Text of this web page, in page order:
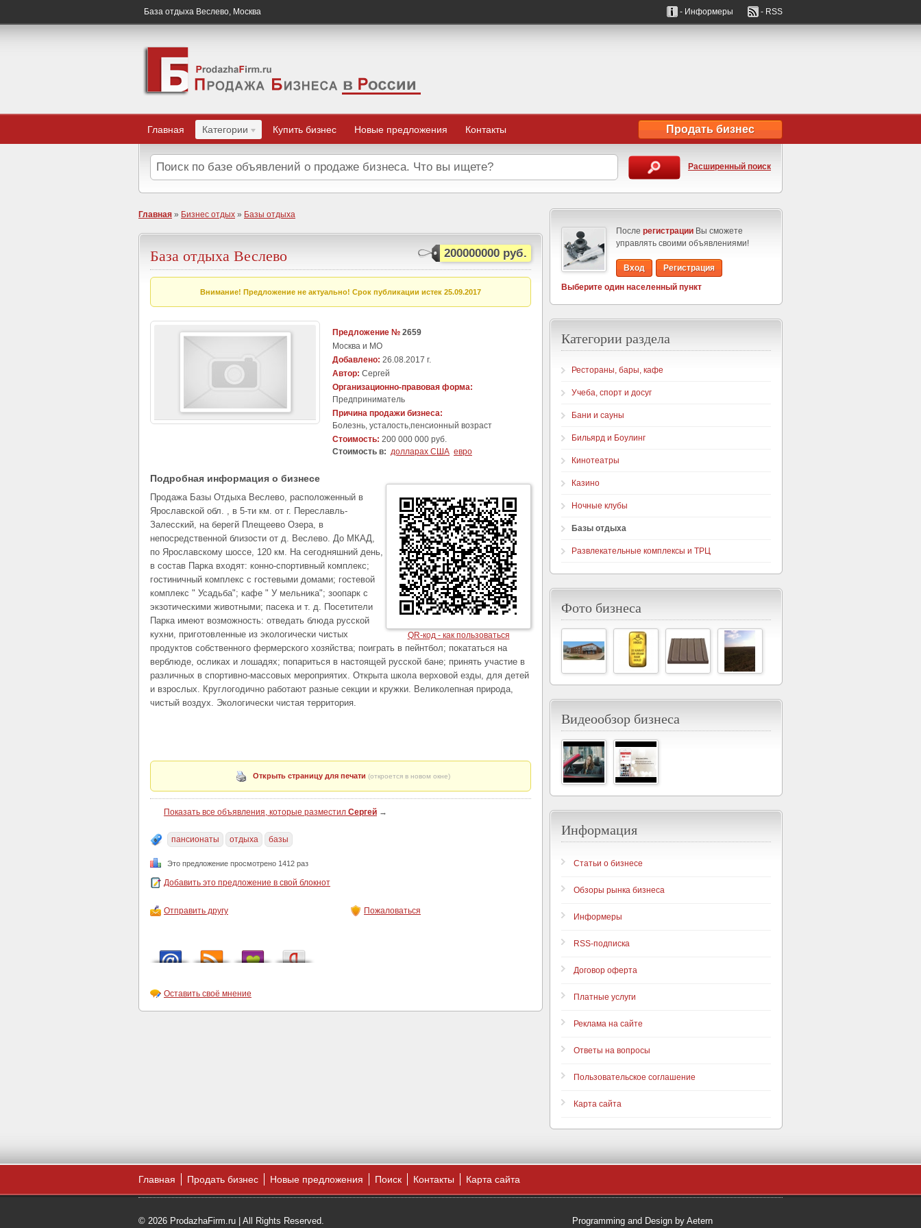
База отдыха Веслево, Москва - Информеры - RSS
Продать бизнес
Главная Категории Купить бизнес Новые предложения Контакты
Расширенный поиск
Главная » Бизнес отдых » Базы отдыха
200000000 руб.
База отдыха Веслево
Внимание! Предложение не актуально! Срок публикации истек 25.09.2017
Предложение № 2659
Москва и МО
Добавлено: 26.08.2017 г.
Автор: Сергей
Организационно-правовая форма:
Предприниматель
Причина продажи бизнеса:
Болезнь, усталость,пенсионный возраст
Стоимость: 200 000 000 руб.
Стоимость в: долларах США евро
Подробная информация о бизнесе
QR-код - как пользоваться
Продажа Базы Отдыха Веслево, расположенный в
Ярославской обл. , в 5-ти км. от г. Переславль-
Залесский, на берегй Плещеево Озера, в
непосредственной близости от д. Веслево. До МКАД,
по Ярославскому шоссе, 120 км. На сегодняшний день,
в состав Парка входят: конно-спортивный комплекс;
гостиничный комплекс с гостевыми домами; гостевой
комплекс " Усадьба"; кафе " У мельника"; зоопарк с
экзотическими животными; пасека и т. д. Посетители
Парка имеют возможность: отведать блюда русской
кухни, приготовленные из экологически чистых
продуктов собственного фермерского хозяйства; поиграть в пейнтбол; покататься на
верблюде, осликах и лошадях; попариться в настоящей русской бане; принять участие в
различных в спортивно-массовых мероприятих. Открыта школа верховой езды, для детей
и взрослых. Круглогодично работают разные секции и кружки. Великолепная природа,
чистый воздух. Экологически чистая территория.
Открыть страницу для печати (откроется в новом окне)
Показать все объявления, которые разместил Сергей →
пансионаты отдыха базы
Это предложение просмотрено 1412 раз
Добавить это предложение в свой блокнот
Отправить другу Пожаловаться
Оставить своё мнение
После регистрации Вы сможете
управлять своими объявлениями!
Вход
Регистрация
Выберите один населенный пункт
Категории раздела
Рестораны, бары, кафе
Учеба, спорт и досуг
Бани и сауны
Бильярд и Боулинг
Кинотеатры
Казино
Ночные клубы
Базы отдыха
Развлекательные комплексы и ТРЦ
Фото бизнеса
Видеообзор бизнеса
Информация
Статьи о бизнесе
Обзоры рынка бизнеса
Информеры
RSS-подписка
Договор оферта
Платные услуги
Реклама на сайте
Ответы на вопросы
Пользовательское соглашение
Карта сайта
Главная Продать бизнес Новые предложения Поиск Контакты Карта сайта
© 2026 ProdazhaFirm.ru | All Rights Reserved. Programming and Design by Aetern